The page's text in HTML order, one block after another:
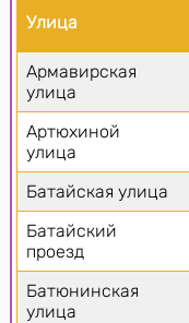
Улица
Армавирская
улица
Артюхиной
улица
Батайская улица
Батайский
проезд
Батюнинская
улица